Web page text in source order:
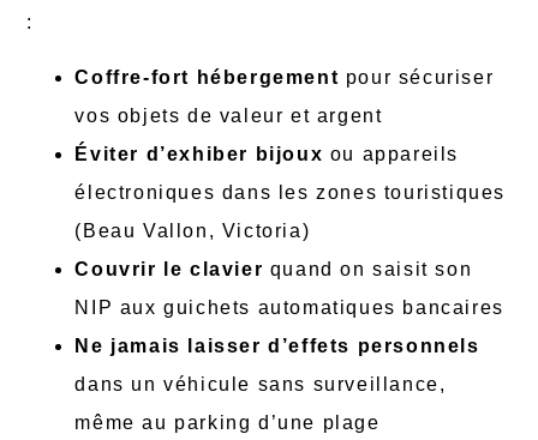
:
Coffre-fort hébergement pour sécuriser
vos objets de valeur et argent
Éviter d’exhiber bijoux ou appareils
électroniques dans les zones touristiques
(Beau Vallon, Victoria)
Couvrir le clavier quand on saisit son
NIP aux guichets automatiques bancaires
Ne jamais laisser d’effets personnels
dans un véhicule sans surveillance,
même au parking d’une plage